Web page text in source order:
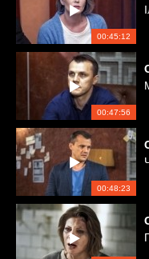
00:45:12
00:47:56
00:48:23